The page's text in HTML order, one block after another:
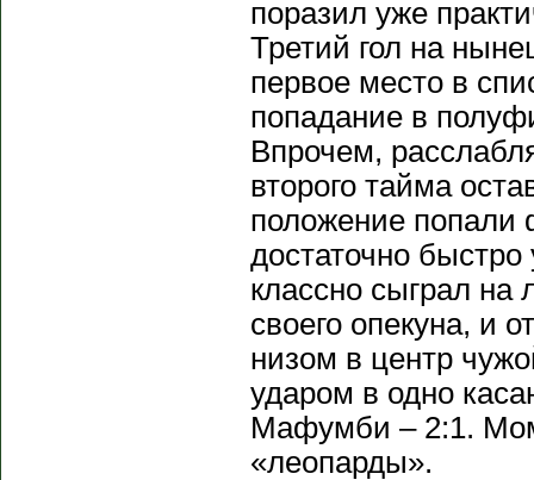
поразил уже
Третий гол на
первое место в
попадание в
Впрочем,
второго тайма
положение попали
достаточно
классно сыграл на
своего опекуна, и
низом в центр
ударом в одно
Мафумби – 2:1.
«леопарды».